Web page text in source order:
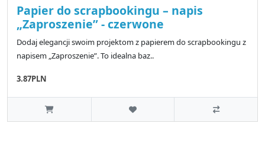
Papier do scrapbookingu – napis
„Zaproszenie” - czerwone
Dodaj elegancji swoim projektom z papierem do scrapbookingu z
napisem „Zaproszenie”. To idealna baz..
3.87PLN